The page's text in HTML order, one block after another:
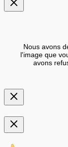
Nous avons
l'image que
avons